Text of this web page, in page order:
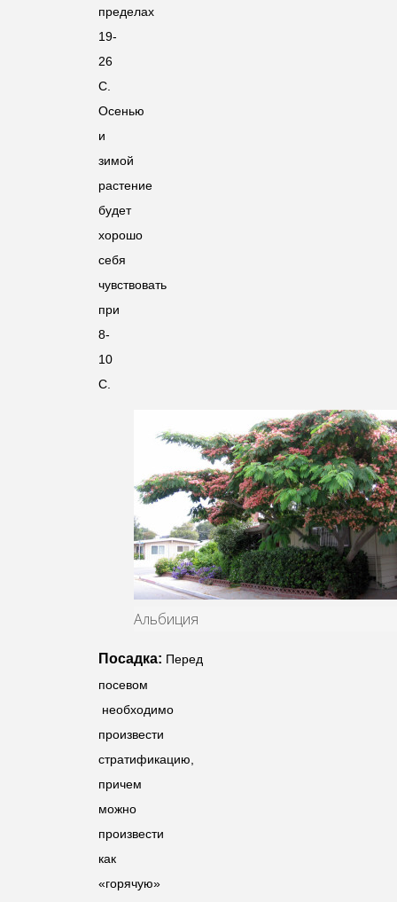
пределах
19-
26
С.
Осенью
и
зимой
растение
будет
хорошо
себя
чувствовать
при
8-
10
С.
Альбиция
Посадка: Перед
посевом
необходимо
произвести
стратификацию,
причем
можно
произвести
как
«горячую»